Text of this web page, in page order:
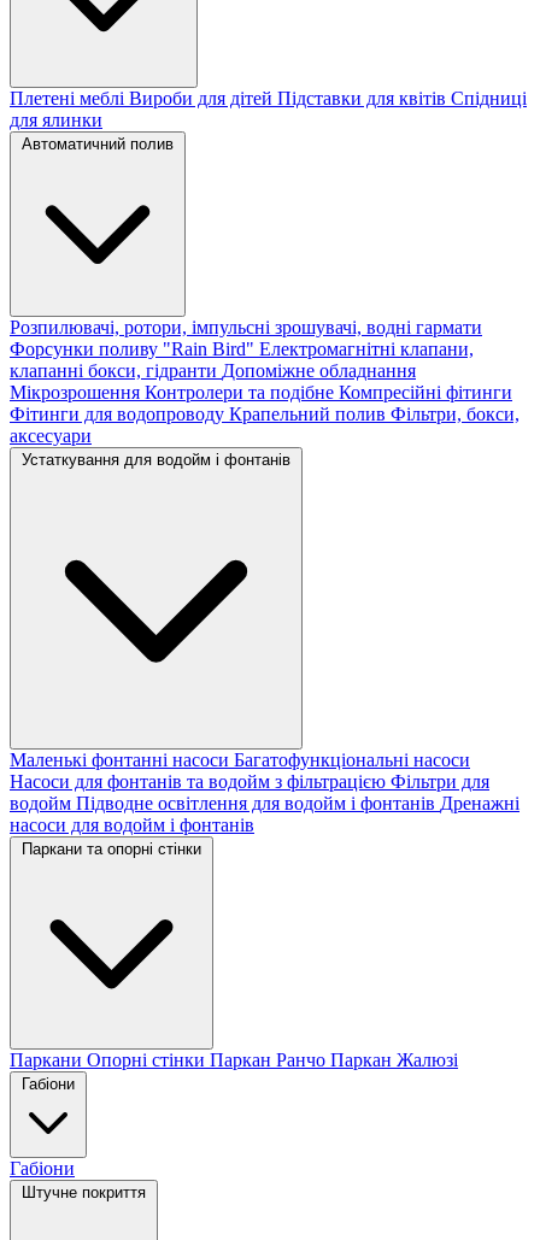
Плетені меблі Вироби для дітей Підставки для квітів Спідниці
для ялинки
Автоматичний полив
Розпилювачі, ротори, імпульсні зрошувачі, водні гармати
Форсунки поливу "Rain Bird" Електромагнітні клапани,
клапанні бокси, гідранти Допоміжне обладнання
Мікрозрошення Контролери та подібне Компресійні фітинги
Фітинги для водопроводу Крапельний полив Фільтри, бокси,
аксесуари
Устаткування для водойм і фонтанів
Маленькі фонтанні насоси Багатофункціональні насоси
Насоси для фонтанів та водойм з фільтрацією Фільтри для
водойм Підводне освітлення для водойм і фонтанів Дренажні
насоси для водойм і фонтанів
Паркани та опорні стінки
Паркани Опорні стінки Паркан Ранчо Паркан Жалюзі
Габіони
Габіони
Штучне покриття